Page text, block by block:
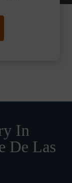
In
De Las